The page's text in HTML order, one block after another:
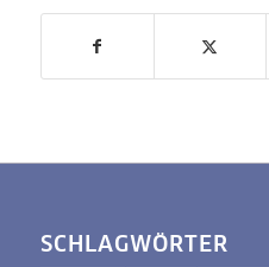
SCHLAGWÖRTER